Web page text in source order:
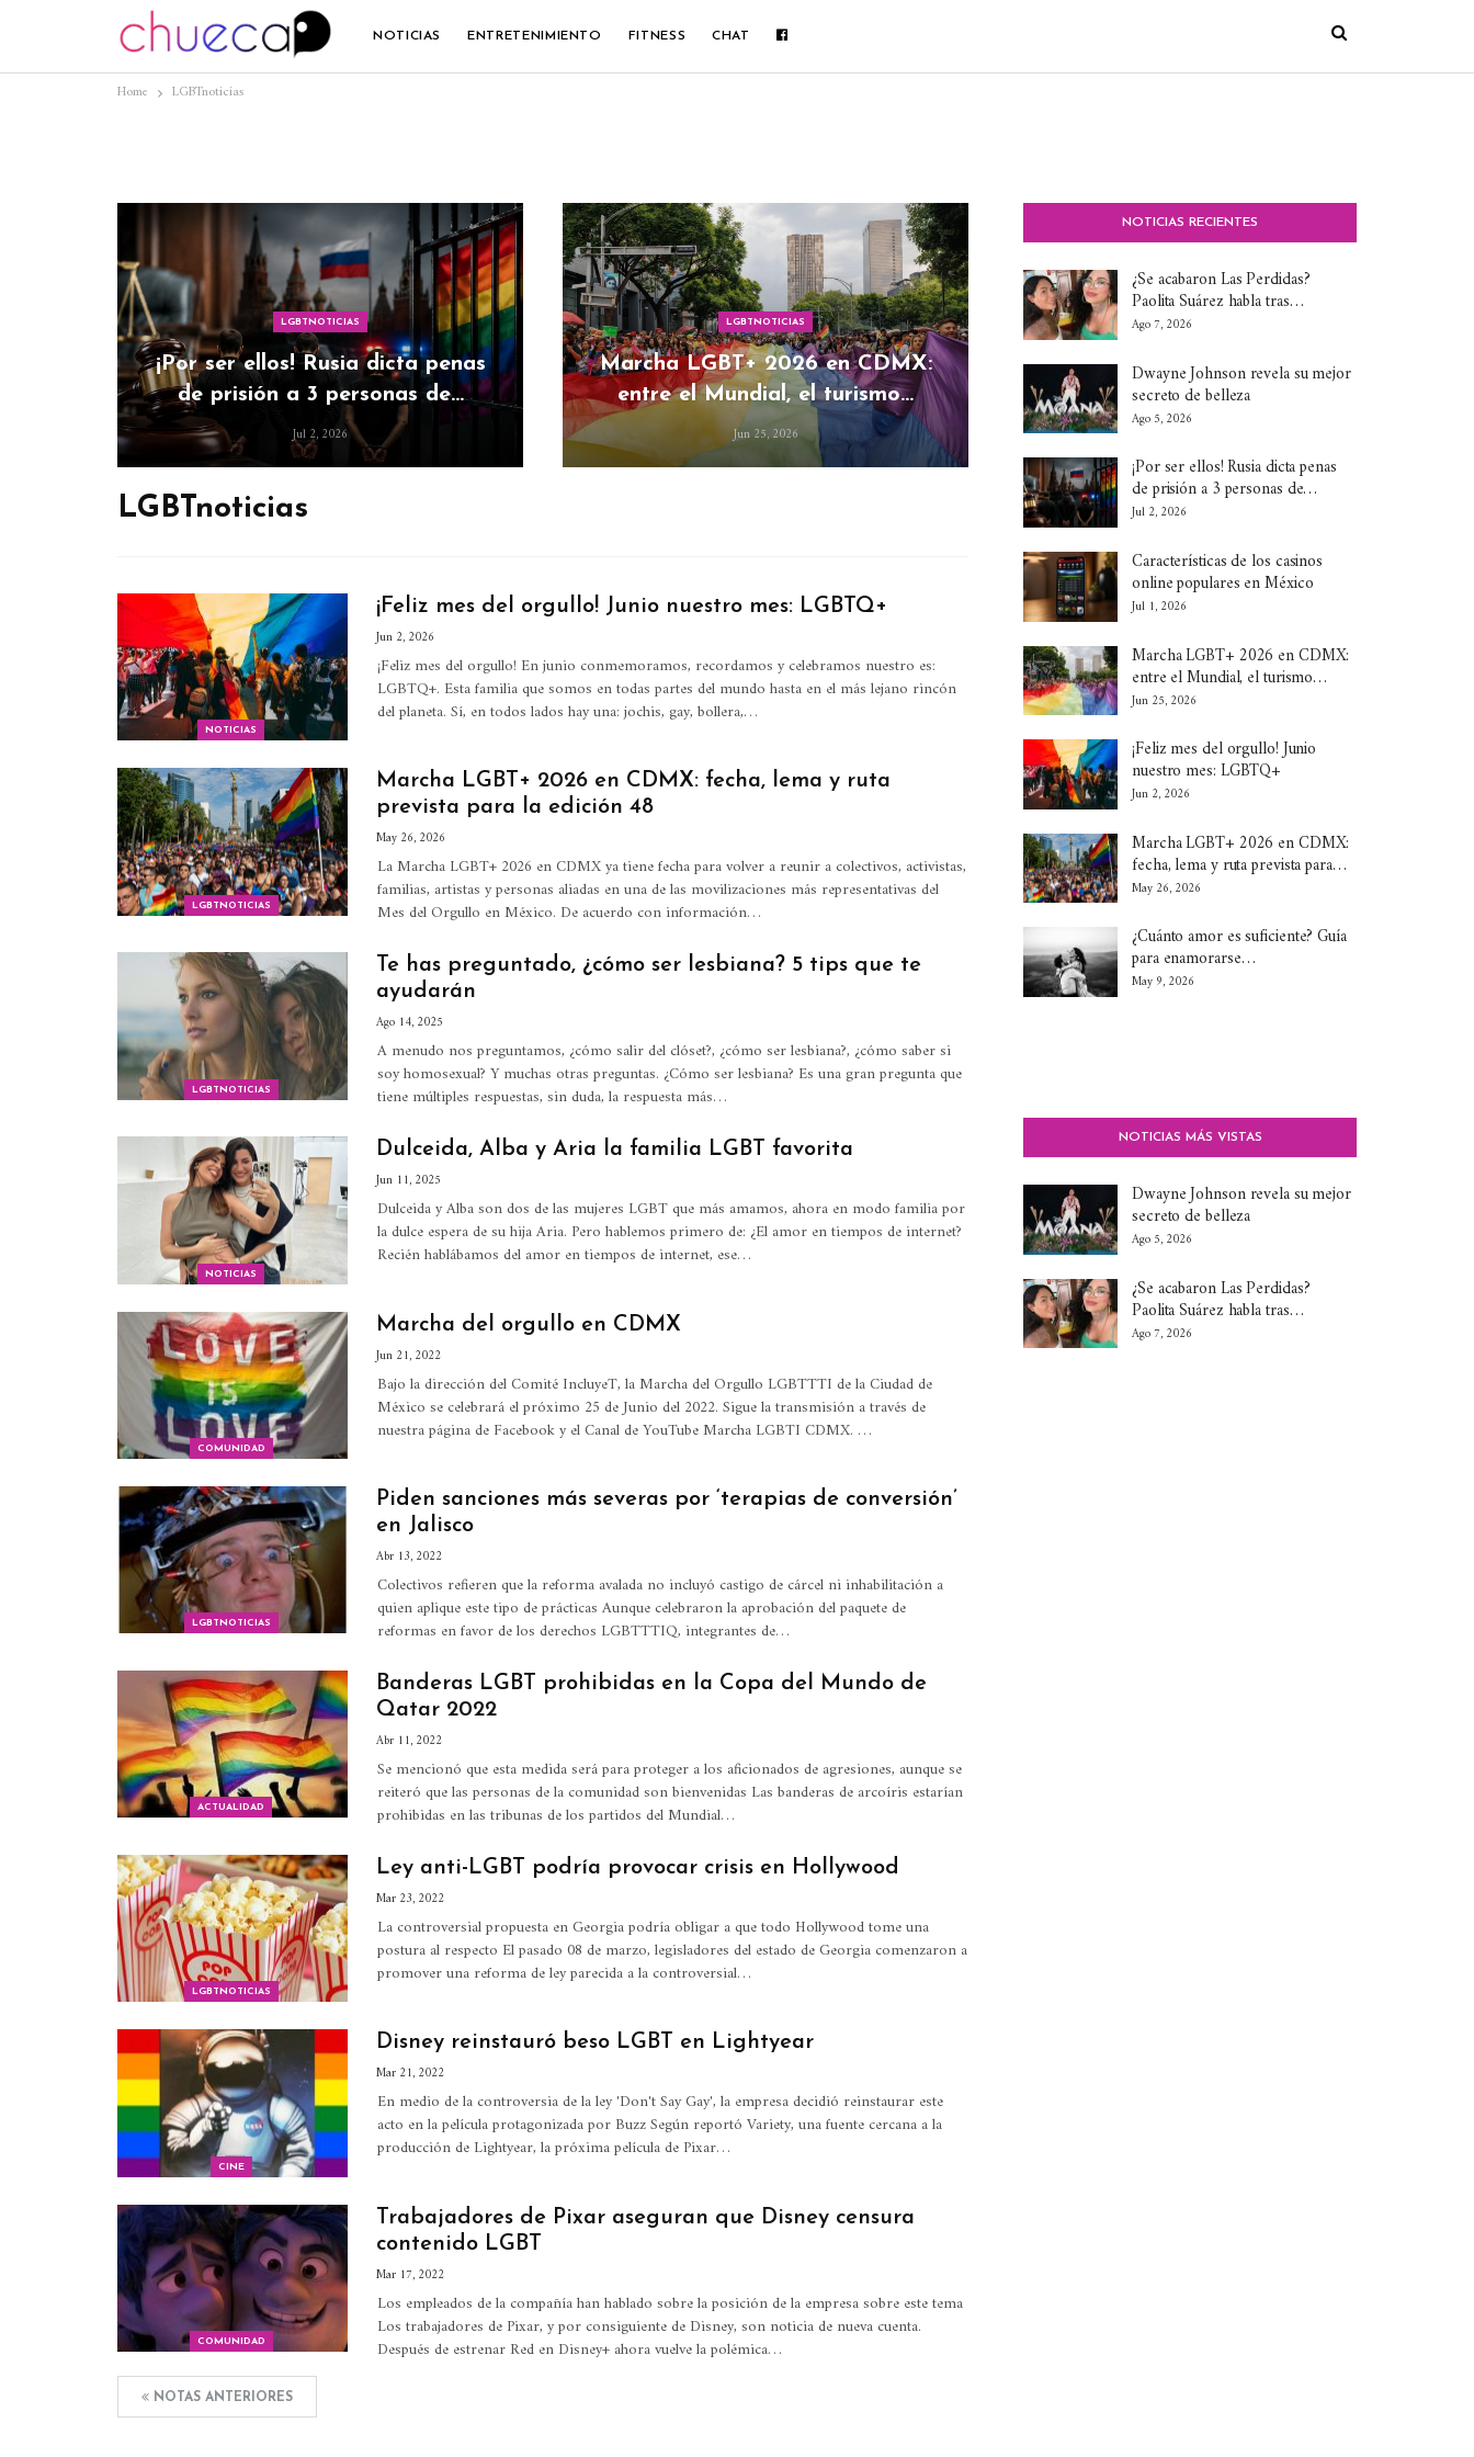
NOTICIAS ENTRETENIMIENTO FITNESS CHAT
Home LGBTnoticias
LGBTNOTICIAS
¡Por ser ellos! Rusia dicta penas
de prisión a 3 personas de…
Jul 2, 2026
LGBTNOTICIAS
Marcha LGBT+ 2026 en CDMX:
entre el Mundial, el turismo…
Jun 25, 2026
LGBTnoticias
NOTICIAS
¡Feliz mes del orgullo! Junio nuestro mes: LGBTQ+
Jun 2, 2026
¡Feliz mes del orgullo! En junio conmemoramos, recordamos y celebramos nuestro es:
LGBTQ+. Esta familia que somos en todas partes del mundo hasta en el más lejano rincón
del planeta. Sí, en todos lados hay una: jochis, gay, bollera,…
LGBTNOTICIAS
Marcha LGBT+ 2026 en CDMX: fecha, lema y ruta
prevista para la edición 48
May 26, 2026
La Marcha LGBT+ 2026 en CDMX ya tiene fecha para volver a reunir a colectivos, activistas,
familias, artistas y personas aliadas en una de las movilizaciones más representativas del
Mes del Orgullo en México. De acuerdo con información…
LGBTNOTICIAS
Te has preguntado, ¿cómo ser lesbiana? 5 tips que te
ayudarán
Ago 14, 2025
A menudo nos preguntamos, ¿cómo salir del clóset?, ¿cómo ser lesbiana?, ¿cómo saber si
soy homosexual? Y muchas otras preguntas. ¿Cómo ser lesbiana? Es una gran pregunta que
tiene múltiples respuestas, sin duda, la respuesta más…
NOTICIAS
Dulceida, Alba y Aria la familia LGBT favorita
Jun 11, 2025
Dulceida y Alba son dos de las mujeres LGBT que más amamos, ahora en modo familia por
la dulce espera de su hija Aria. Pero hablemos primero de: ¿El amor en tiempos de internet?
Recién hablábamos del amor en tiempos de internet, ese…
COMUNIDAD
Marcha del orgullo en CDMX
Jun 21, 2022
Bajo la dirección del Comité IncluyeT, la Marcha del Orgullo LGBTTTI de la Ciudad de
México se celebrará el próximo 25 de Junio del 2022. Sigue la transmisión a través de
nuestra página de Facebook y el Canal de YouTube Marcha LGBTI CDMX. …
LGBTNOTICIAS
Piden sanciones más severas por ‘terapias de conversión’
en Jalisco
Abr 13, 2022
Colectivos refieren que la reforma avalada no incluyó castigo de cárcel ni inhabilitación a
quien aplique este tipo de prácticas Aunque celebraron la aprobación del paquete de
reformas en favor de los derechos LGBTTTIQ, integrantes de…
ACTUALIDAD
Banderas LGBT prohibidas en la Copa del Mundo de
Qatar 2022
Abr 11, 2022
Se mencionó que esta medida será para proteger a los aficionados de agresiones, aunque se
reiteró que las personas de la comunidad son bienvenidas Las banderas de arcoíris estarían
prohibidas en las tribunas de los partidos del Mundial…
LGBTNOTICIAS
Ley anti-LGBT podría provocar crisis en Hollywood
Mar 23, 2022
La controversial propuesta en Georgia podría obligar a que todo Hollywood tome una
postura al respecto El pasado 08 de marzo, legisladores del estado de Georgia comenzaron a
promover una reforma de ley parecida a la controversial…
CINE
Disney reinstauró beso LGBT en Lightyear
Mar 21, 2022
En medio de la controversia de la ley 'Don't Say Gay', la empresa decidió reinstaurar este
acto en la película protagonizada por BuzzSegún reportó Variety, una fuente cercana a la
producción de Lightyear, la próxima película de Pixar…
COMUNIDAD
Trabajadores de Pixar aseguran que Disney censura
contenido LGBT
Mar 17, 2022
Los empleados de la compañía han hablado sobre la posición de la empresa sobre este tema
Los trabajadores de Pixar, y por consiguiente de Disney, son noticia de nueva cuenta.
Después de estrenar Red en Disney+ ahora vuelve la polémica…
NOTAS ANTERIORES
NOTICIAS RECIENTES
¿Se acabaron Las Perdidas?
Paolita Suárez habla tras…
Ago 7, 2026
Dwayne Johnson revela su mejor
secreto de belleza
Ago 5, 2026
¡Por ser ellos! Rusia dicta penas
de prisión a 3 personas de…
Jul 2, 2026
Características de los casinos
online populares en México
Jul 1, 2026
Marcha LGBT+ 2026 en CDMX:
entre el Mundial, el turismo…
Jun 25, 2026
¡Feliz mes del orgullo! Junio
nuestro mes: LGBTQ+
Jun 2, 2026
Marcha LGBT+ 2026 en CDMX:
fecha, lema y ruta prevista para…
May 26, 2026
¿Cuánto amor es suficiente? Guía
para enamorarse…
May 9, 2026
NOTICIAS MÁS VISTAS
Dwayne Johnson revela su mejor
secreto de belleza
Ago 5, 2026
¿Se acabaron Las Perdidas?
Paolita Suárez habla tras…
Ago 7, 2026